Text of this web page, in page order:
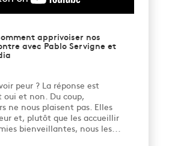
apprivoiser nos
avec Pablo Servigne et
peur ? La réponse est
oui et non. Du coup,
ne nous plaisent pas. Elles
et, plutôt que les accueillir
bienveillantes, nous les...